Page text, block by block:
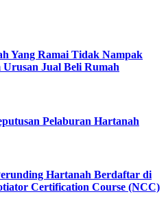
Yang Ramai Tidak Nampak
Urusan Jual Beli Rumah
Pelaburan Hartanah
Hartanah Berdaftar di
Certification Course (NCC)